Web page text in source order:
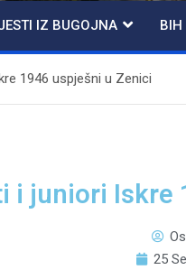
IZ BUGOJNA BIH
1946 uspješni u Zenici
i juniori Iskre
25